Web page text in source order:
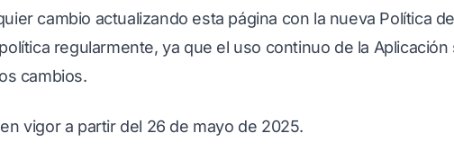
cambio actualizando esta página con la nueva Política
regularmente, ya que el uso continuo de la Aplicación
cambios.
vigor a partir del 26 de mayo de 2025.